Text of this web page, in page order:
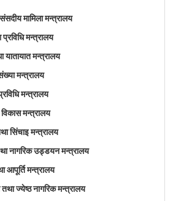
मामिला मन्त्रालय
मन्त्रालय
यातायात मन्त्रालय
मन्त्रालय
मन्त्रालय
मन्त्रालय
सिंचाइ मन्त्रालय
नागरिक उड्डयन मन्त्रालय
आपूर्ति मन्त्रालय
तथा ज्येष्ठ नागरिक मन्त्रालय